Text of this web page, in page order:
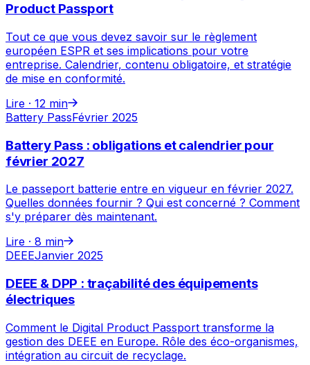
Product Passport
Tout ce que vous devez savoir sur le règlement
européen ESPR et ses implications pour votre
entreprise. Calendrier, contenu obligatoire, et stratégie
de mise en conformité.
Lire · 12 min
Battery PassFévrier 2025
Battery Pass : obligations et calendrier pour
février 2027
Le passeport batterie entre en vigueur en février 2027.
Quelles données fournir ? Qui est concerné ? Comment
s'y préparer dès maintenant.
Lire · 8 min
DEEEJanvier 2025
DEEE & DPP : traçabilité des équipements
électriques
Comment le Digital Product Passport transforme la
gestion des DEEE en Europe. Rôle des éco-organismes,
intégration au circuit de recyclage.